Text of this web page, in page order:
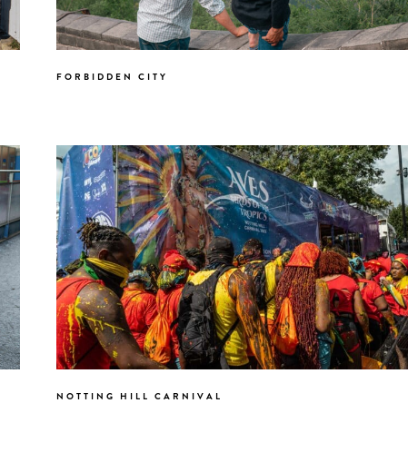
FORBIDDEN CITY
NOTTING HILL CARNIVAL